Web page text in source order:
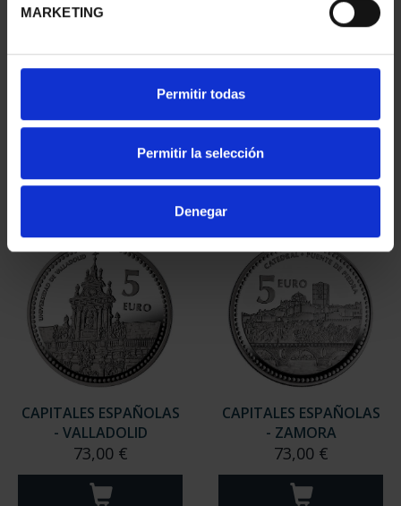
MARKETING
Permitir todas
Permitir la selección
Denegar
CAPITALES ESPAÑOLAS
73,00 €
CAPITALES ESPAÑOLAS
73,00 €
CAPITALES ESPAÑOLAS
- VALLADOLID
73,00 €
CAPITALES ESPAÑOLAS
- ZAMORA
73,00 €